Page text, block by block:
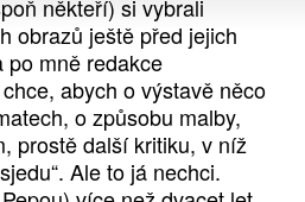
někteří) si vybrali
obrazů ještě před jejich
po mně redakce
abych o výstavě něco
o způsobu malby,
prostě další kritiku, v níž
Ale to já nechci.